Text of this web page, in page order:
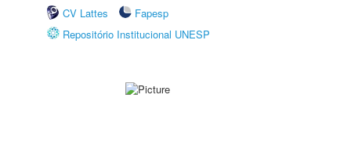
CV Lattes
Fapesp
Repositório Institucional UNESP